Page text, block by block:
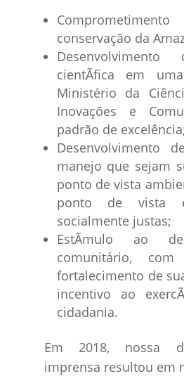
conservação da
cientÃ­fica em
Ministério da
Inovações e
padrão de
Desenvolvimento
manejo que sejam
ponto de vista
ponto de vista
socialmente justas;
EstÃ­mulo ao
comunitário,
fortalecimento de
incentivo ao
cidadania.
Em 2018, nossa
imprensa resultou em